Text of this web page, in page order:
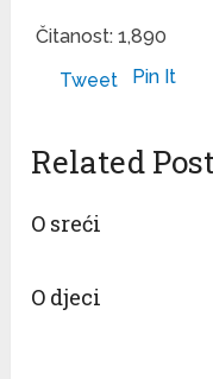
Čitanost: 1,890
Tweet
Pin It
Related
O sreći
O djeci